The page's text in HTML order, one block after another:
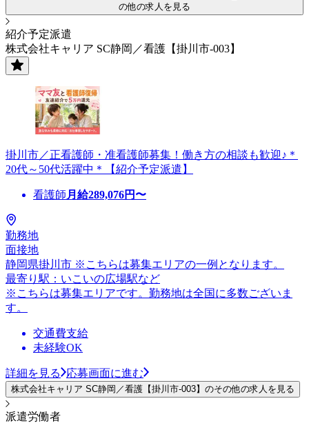
の他の求人を見る
紹介予定派遣
株式会社キャリア SC静岡／看護【掛川市-003】
掛川市／正看護師・准看護師募集！働き方の相談も歓迎♪＊
20代～50代活躍中＊【紹介予定派遣】
看護師 月給289,076円〜
勤務地
面接地
静岡県掛川市 ※こちらは募集エリアの一例となります。
最寄り駅：いこいの広場駅など
※こちらは募集エリアです。勤務地は全国に多数ございま
す。
交通費支給
未経験OK
詳細を見る 応募画面に進む
株式会社キャリア SC静岡／看護【掛川市-003】のその他の求人を見る
派遣労働者